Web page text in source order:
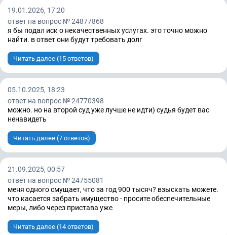
19.01.2026, 17:20
ответ на вопрос № 24877868
я бы подал иск о некачественных услугах. это точно можно
найти. в ответ они будут требовать долг
Читать далее (15 ответов)
05.10.2025, 18:23
ответ на вопрос № 24770398
можно. но на второй суд уже лучше не идти) судья будет вас
ненавидеть
Читать далее (7 ответов)
21.09.2025, 00:57
ответ на вопрос № 24755081
меня одного смущает, что за год 900 тысяч? взыскать можете.
что касается забрать имущество - просите обеспечительные
меры, либо через пристава уже
Читать далее (14 ответов)